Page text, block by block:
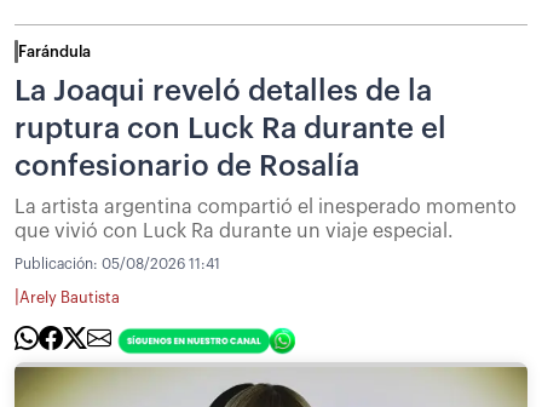
Farándula
La Joaqui reveló detalles de la
ruptura con Luck Ra durante el
confesionario de Rosalía
La artista argentina compartió el inesperado momento
que vivió con Luck Ra durante un viaje especial.
Publicación: 05/08/2026 11:41
Arely Bautista